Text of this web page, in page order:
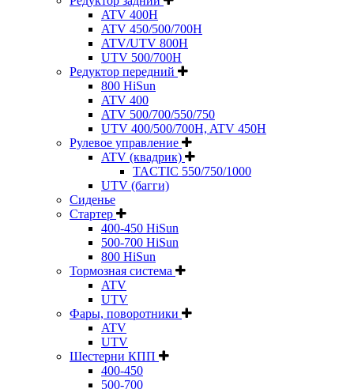
ATV 400H
ATV 450/500/700H
ATV/UTV 800H
UTV 500/700H
Редуктор передний
800 HiSun
ATV 400
ATV 500/700/550/750
UTV 400/500/700H, ATV 450H
Рулевое управление
ATV (квадрик)
TACTIC 550/750/1000
UTV (багги)
Сиденье
Стартер
400-450 HiSun
500-700 HiSun
800 HiSun
Тормозная система
ATV
UTV
Фары, поворотники
ATV
UTV
Шестерни КПП
400-450
500-700